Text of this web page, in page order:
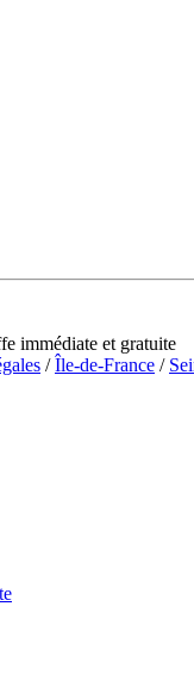
immédiate et gratuite
/Île-de-France /